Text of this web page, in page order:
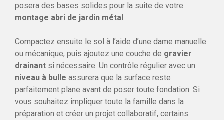
posera des bases solides pour la suite de votre
montage abri de jardin métal.
Compactez ensuite le sol à l’aide d’une dame manuelle
ou mécanique, puis ajoutez une couche de gravier
drainant si nécessaire. Un contrôle régulier avec un
niveau à bulle assurera que la surface reste
parfaitement plane avant de poser toute fondation. Si
vous souhaitez impliquer toute la famille dans la
préparation et créer un projet collaboratif, certains